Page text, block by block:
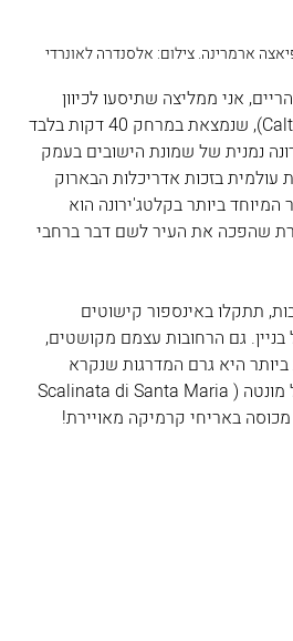
ארמרינה. צילום: אלסנדרה לאונרדי
אני ממליצה שתיסעו לכיוון
העיר קלטג'ירונה (Caltagirone), שנמצאת במרחק 40 דקות בלבד
נמנית של שמונת הישובים בעמק
עולמית בזכות אדריכלות הבארוק
ביותר בקלטג'ירונה הוא
שהפכה את העיר לשם דבר ברחבי
תתקלו באינספור קישוטים
גם הרחובות עצמם מקושטים,
היא גרם המדרגות שנקרא
סקלינטה די סנטה מריה דל מונטה (Scalinata di Santa Maria